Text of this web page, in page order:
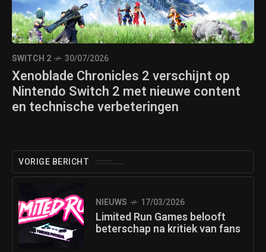
SWITCH 2 30/07/2026
Xenoblade Chronicles 2 verschijnt op
Nintendo Switch 2 met nieuwe content
en technische verbeteringen
VORIGE BERICHT
NIEUWS 17/03/2026
Limited Run Games belooft
beterschap na kritiek van fans